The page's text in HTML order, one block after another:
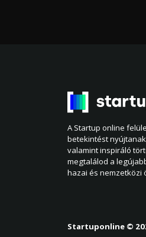
A Startup online
betekintést
valamint inspiráló
megtalálod a
hazai és nemzetközi
Startuponline ©